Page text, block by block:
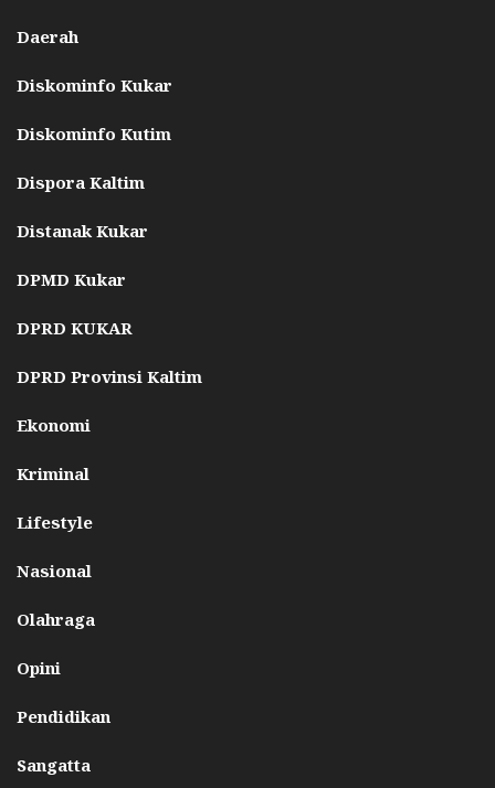
Daerah
Diskominfo Kukar
Diskominfo Kutim
Dispora Kaltim
Distanak Kukar
DPMD Kukar
DPRD KUKAR
DPRD Provinsi Kaltim
Ekonomi
Kriminal
Lifestyle
Nasional
Olahraga
Opini
Pendidikan
Sangatta